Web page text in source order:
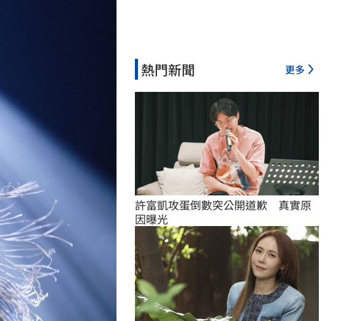
熱門新聞 更多
許富凱攻蛋倒數突公開道歉　真實原
因曝光